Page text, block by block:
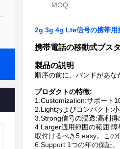
MOQ:
2g 3g 4g Lte信号の携帯用
携帯電話の移動式ブス
製品の説明
順序の前に、バンドがあ
プロダクトの特徴:
1.Customization:サポート
2.Lightおよびコンパクト:小
3.Strong信号の浸透:高利得
4.Larger適用範囲の範囲:障
取付けるべき5.easy。この
6.Support 1つの年の保証。